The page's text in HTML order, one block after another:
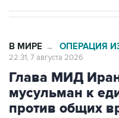
В МИРЕ → ОПЕРАЦИЯ
22:31, 7 августа 2026
Глава МИД
мусульман к
против общих